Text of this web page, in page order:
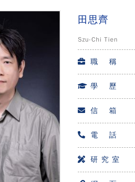
田思齊
Szu-Chi Tien
職 稱
學 歷
信 箱
電 話
研 究 室